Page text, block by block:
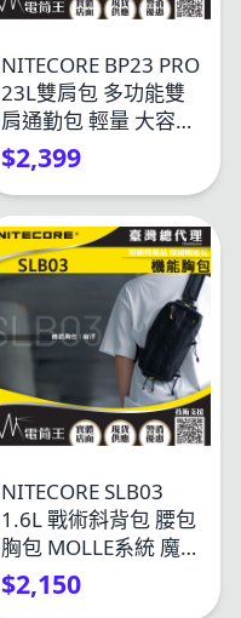
NITECORE BP23 PRO
23L雙肩包 多功能雙
肩通勤包 輕量 大容
量/多隔層 180度快速
開合
$2,399
NITECORE SLB03
1.6L 戰術斜背包 腰包
胸包 MOLLE系統 魔
鬼氈 YKK拉鍊 型男必
備
$2,150